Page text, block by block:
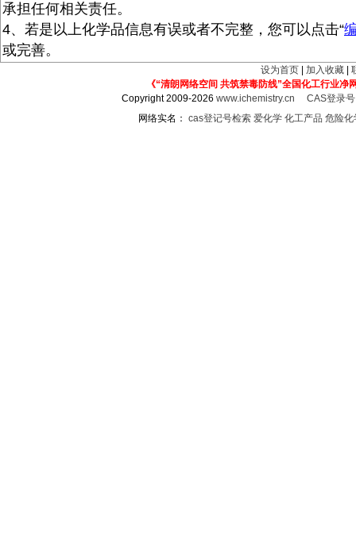
承担任何相关责任。
4、若是以上化学品信息有误或者不完整，您可以点击“
或完善。
设为首页 加入收藏
《“清朗网络空间 共筑禁毒防线”全国化工行业净
Copyright 2009-2026www.ichemistry.cn
CAS登录
网络实名： cas登记号检索 爱化学 化工产品 危险化